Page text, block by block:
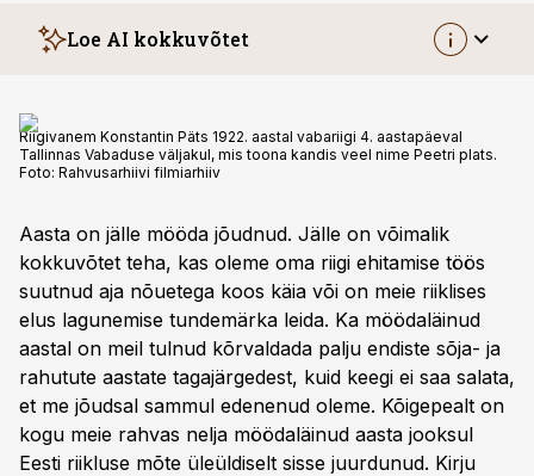
Loe AI kokkuvõtet
Riigivanem Konstantin Päts 1922. aastal vabariigi 4. aastapäeval
Tallinnas Vabaduse väljakul, mis toona kandis veel nime Peetri plats.
Foto: Rahvusarhiivi filmiarhiiv
Aasta on jälle mööda jõudnud. Jälle on võimalik
kokkuvõtet teha, kas oleme oma riigi ehitamise töös
suutnud aja nõuetega koos käia või on meie riiklises
elus lagunemise tundemärka leida. Ka möödaläinud
aastal on meil tulnud kõrvaldada palju endiste sõja- ja
rahutute aastate tagajärgedest, kuid keegi ei saa salata,
et me jõudsal sammul edenenud oleme. Kõigepealt on
kogu meie rahvas nelja möödaläinud aasta jooksul
Eesti riikluse mõte üleüldiselt sisse juurdunud. Kirju